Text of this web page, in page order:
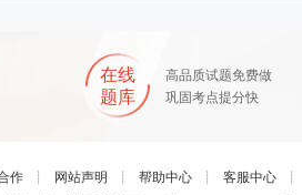
在线
题库
高品质试题免费做
巩固考点提分快
作 ┊ 网站声明 ┊ 帮助中心 ┊ 客服中心 ┊